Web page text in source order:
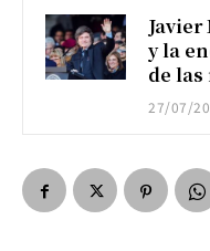
y la
de
27/07/